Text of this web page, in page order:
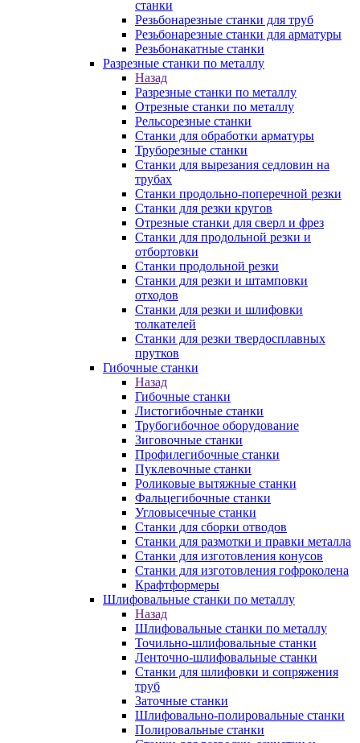
станки
Резьбонарезные станки для труб
Резьбонарезные станки для арматуры
Резьбонакатные станки
Разрезные станки по металлу
Назад
Разрезные станки по металлу
Отрезные станки по металлу
Рельсорезные станки
Станки для обработки арматуры
Труборезные станки
Станки для вырезания седловин на
трубаx
Станки продольно-поперечной резки
Станки для резки кругов
Отрезные станки для сверл и фрез
Станки для продольной резки и
отбортовки
Станки продольной резки
Станки для резки и штамповки
отходов
Станки для резки и шлифовки
толкателей
Станки для резки твердосплавных
прутков
Гибочные станки
Назад
Гибочные станки
Листогибочные станки
Трубогибочное оборудование
Зиговочные станки
Профилегибочные станки
Пуклевочные станки
Роликовые вытяжные станки
Фальцегибочные станки
Угловысечные станки
Станки для сборки отводов
Станки для размотки и правки металла
Станки для изготовления конусов
Станки для изготовления гофроколена
Крафтформеры
Шлифовальные станки по металлу
Назад
Шлифовальные станки по металлу
Точильно-шлифовальные станки
Ленточно-шлифовальные станки
Станки для шлифовки и сопряжения
труб
Заточные станки
Шлифовально-полировальные станки
Полировальные станки